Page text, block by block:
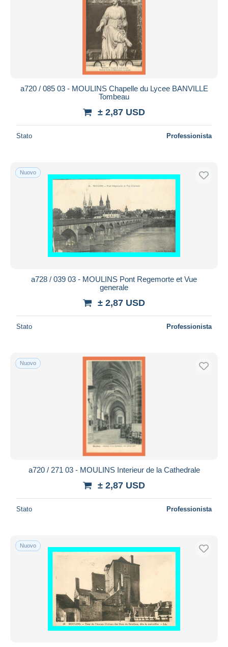
a720 / 085 03 - MOULINS Chapelle du Lycee BANVILLE
Tombeau
± 2,87 USD
Stato Professionista
Nuovo
a728 / 039 03 - MOULINS Pont Regemorte et Vue
generale
± 2,87 USD
Stato Professionista
Nuovo
a720 / 271 03 - MOULINS Interieur de la Cathedrale
± 2,87 USD
Stato Professionista
Nuovo